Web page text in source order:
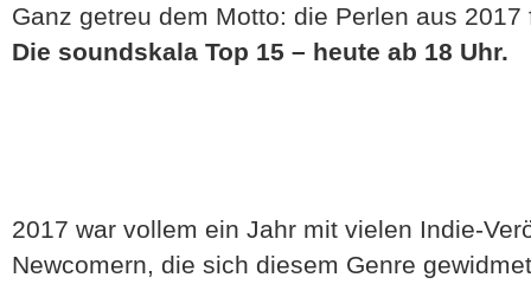
Ganz getreu dem Motto: die Perlen aus
Die soundskala Top 15 – heute ab 18 Uhr.
2017 war vollem ein Jahr mit vielen Indie-
Newcomern, die sich diesem Genre